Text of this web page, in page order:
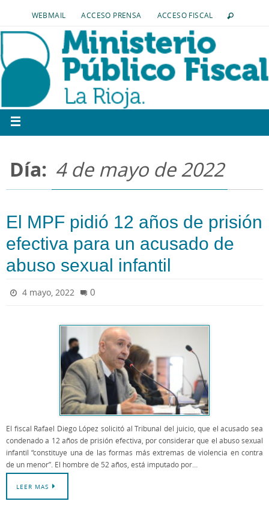
WEBMAIL ACCESO PRENSA ACCESO FISCAL
Día: 4 de mayo de 2022
El MPF pidió 12 años de prisión
efectiva para un acusado de
abuso sexual infantil
4 mayo, 2022 0
El fiscal Rafael Diego López solicitó al Tribunal del juicio, que el acusado sea
condenado a 12 años de prisión efectiva, por considerar que el abuso sexual
infantil “constituye una de las formas más extremas de violencia en contra
de un menor”. El hombre de 52 años, está imputado por…
LEER MAS